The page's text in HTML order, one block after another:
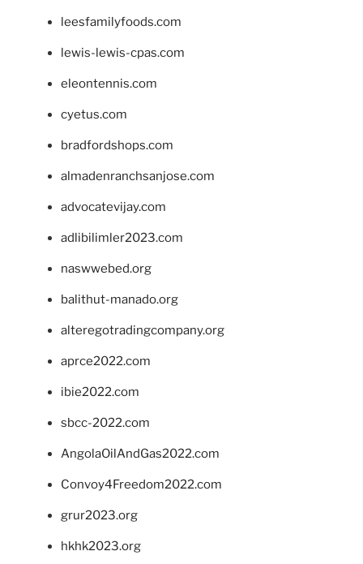
leesfamilyfoods.com
lewis-lewis-cpas.com
eleontennis.com
cyetus.com
bradfordshops.com
almadenranchsanjose.com
advocatevijay.com
adlibilimler2023.com
naswwebed.org
balithut-manado.org
alteregotradingcompany.org
aprce2022.com
ibie2022.com
sbcc-2022.com
AngolaOilAndGas2022.com
Convoy4Freedom2022.com
grur2023.org
hkhk2023.org